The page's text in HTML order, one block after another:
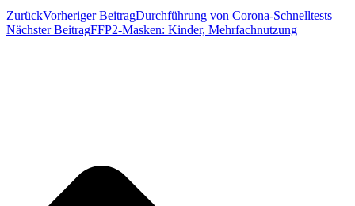
ZurückVorheriger BeitragDurchführung von Corona-Schnelltests
Nächster BeitragFFP2-Masken: Kinder, Mehrfachnutzung